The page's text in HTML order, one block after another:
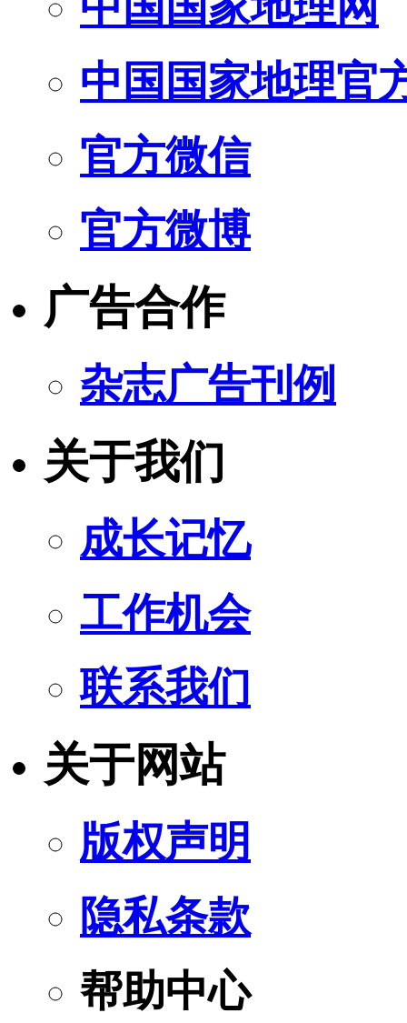
中国国家地理官
官方微信
官方微博
广告合作
杂志广告刊例
关于我们
成长记忆
工作机会
联系我们
关于网站
版权声明
隐私条款
帮助中心